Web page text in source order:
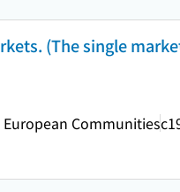
(The single
Communities